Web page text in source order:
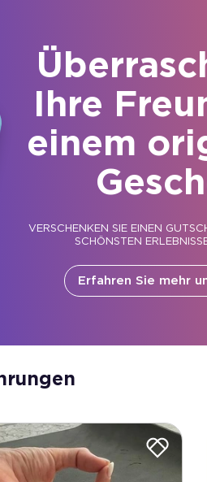
Ihre
einem
VERSCHENKEN SIE EINEN
SCHÖNSTEN
Erfahren Sie mehr